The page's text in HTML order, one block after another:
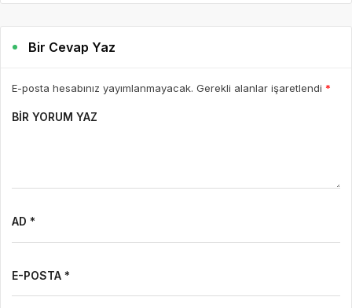
Bir Cevap Yaz
E-posta hesabınız yayımlanmayacak. Gerekli alanlar işaretlendi *
BIR YORUM YAZ
AD *
E-POSTA *